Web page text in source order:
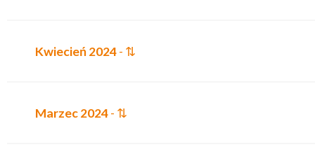
Kwiecień 2024- ⇅
Marzec 2024- ⇅